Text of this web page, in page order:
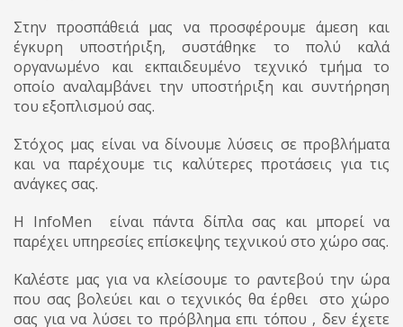
Στην προσπάθειά μας να προσφέρουμε άμεση και
έγκυρη υποστήριξη, συστάθηκε το πολύ καλά
οργανωμένο και εκπαιδευμένο τεχνικό τμήμα το
οποίο αναλαμβάνει την υποστήριξη και συντήρηση
του εξοπλισμού σας.
Στόχος μας είναι να δίνουμε λύσεις σε προβλήματα
και να παρέχουμε τις καλύτερες προτάσεις για τις
ανάγκες σας.
Η InfoMen είναι πάντα δίπλα σας και μπορεί να
παρέχει υπηρεσίες επίσκεψης τεχνικού στο χώρο σας.
Καλέστε μας για να κλείσουμε το ραντεβού την ώρα
που σας βολεύει και ο τεχνικός θα έρθει στο χώρο
σας για να λύσει το πρόβλημα επι τόπου , δεν έχετε